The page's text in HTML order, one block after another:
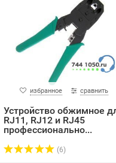
избранное сравнить
Устройство обжимное
RJ11, RJ12 и RJ45
профессионально...
(6)